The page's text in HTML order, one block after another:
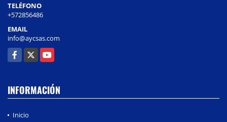
TELÉFONO
+572856486
EMAIL
info@aycsas.com
Facebook
X YouTube
INFORMACIÓN
Inicio